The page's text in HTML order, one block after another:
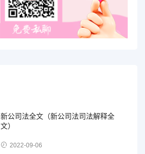
新公司法全文（新公司法司法解释全
文）
2022-09-06